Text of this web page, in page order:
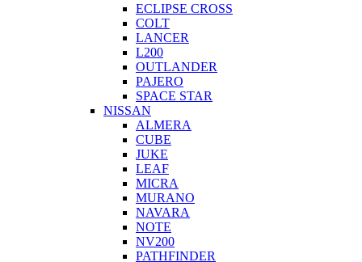
ECLIPSE CROSS
COLT
LANCER
L200
OUTLANDER
PAJERO
SPACE STAR
NISSAN
ALMERA
CUBE
JUKE
LEAF
MICRA
MURANO
NAVARA
NOTE
NV200
PATHFINDER